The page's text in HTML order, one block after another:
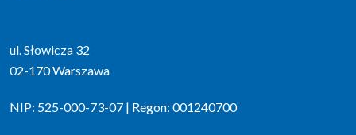
ul. Słowicza 32
02-170 Warszawa
NIP: 525-000-73-07 | Regon: 001240700